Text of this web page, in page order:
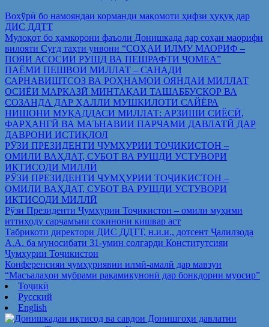
Вохўрӣ бо намояндаи корманди мақомоти ҳифзи ҳуқуқ дар
ДИС ДДТТ
Мулоқот бо ҳамкорони фаъоли Донишкада дар соҳаи маорифи
вилояти Суғд таҳти унвони “СОҲАИ ИЛМУ МАОРИФ –
ПОЯИ АСОСИИ РУШД ВА ПЕШРАФТИ ҶОМЕА”
ПАЁМИ ПЕШВОИ МИЛЛАТ – САНАДИ
САРНАВИШТСОЗ ВА РОҲНАМОИ ОЯНДАИ МИЛЛАТ
ОСИЁИ МАРКАЗӢ МИНТАҚАИ ТАШАББУСКОР ВА
СОЗАНДА ДАР ҲАЛЛИ МУШКИЛОТИ САЙЁРА
НИШОНИ МУҚАДДАСИ МИЛЛАТ: АРЗИШИ СИЁСӢ,
ФАРҲАНГӢ ВА МАЪНАВИИ ПАРЧАМИ ДАВЛАТӢ ДАР
ДАВРОНИ ИСТИҚЛОЛ
РӮЗИ ПРЕЗИДЕНТИ ҶУМҲУРИИ ТОҶИКИСТОН –
ОМИЛИ ВАҲДАТ, СУБОТ ВА РУШДИ УСТУВОРИ
ИҚТИСОДИ МИЛЛӢ
РӮЗИ ПРЕЗИДЕНТИ ҶУМҲУРИИ ТОҶИКИСТОН –
ОМИЛИ ВАҲДАТ, СУБОТ ВА РУШДИ УСТУВОРИ
ИҚТИСОДИ МИЛЛӢ
Рўзи Президенти Ҷумҳурии Тоҷикистон – омили муҳими
иттиҳоду сарҷамъии сокинони кишвар аст
Табрикоти директори ДИС ДДТТ, н.и.и., дотсент Ҷалилзода
А.А. ба муносибати 31-умин солгарди Конститутсияи
Ҷумҳурии Тоҷикистон
Конференсияи ҷумҳуриявии илмӣ-амалӣ дар мавзуи
“Масъалаҳои мубрами рақамикунонӣ дар бонкдории муосир”
Тоҷикӣ
Русский
English